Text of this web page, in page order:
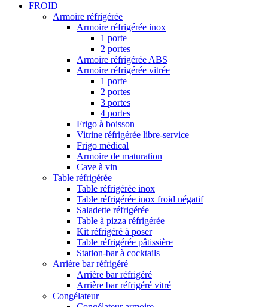
FROID
Armoire réfrigérée
Armoire réfrigérée inox
1 porte
2 portes
Armoire réfrigérée ABS
Armoire réfrigérée vitrée
1 porte
2 portes
3 portes
4 portes
Frigo à boisson
Vitrine réfrigérée libre-service
Frigo médical
Armoire de maturation
Cave à vin
Table réfrigérée
Table réfrigérée inox
Table réfrigérée inox froid négatif
Saladette réfrigérée
Table à pizza réfrigérée
Kit réfrigéré à poser
Table réfrigérée pâtissière
Station-bar à cocktails
Arrière bar réfrigéré
Arrière bar réfrigéré
Arrière bar réfrigéré vitré
Congélateur